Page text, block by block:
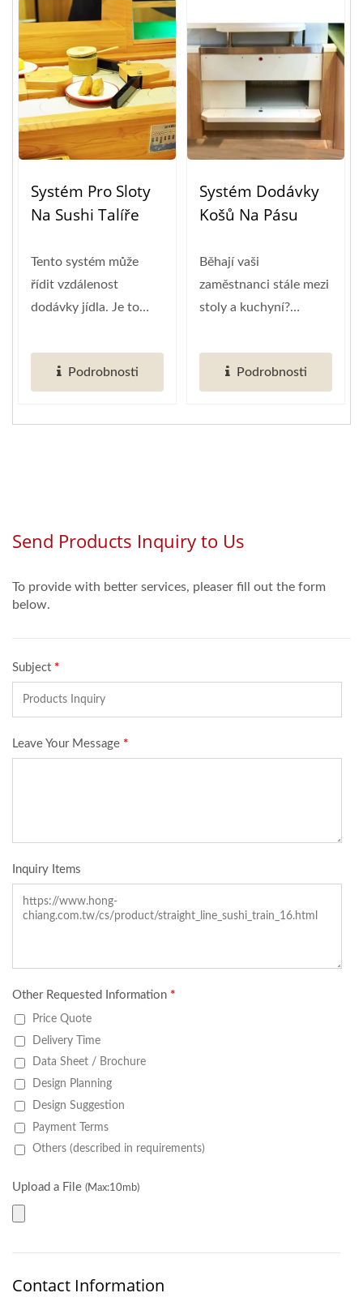
Systém Pro Sloty
Na Sushi Talíře
Tento systém může
řídit vzdálenost
dodávky jídla. Je to
během...
Podrobnosti
Systém Dodávky
Košů Na Pásu
Běhají vaši
zaměstnanci stále mezi
stoly a kuchyní?
že můžete...
Podrobnosti